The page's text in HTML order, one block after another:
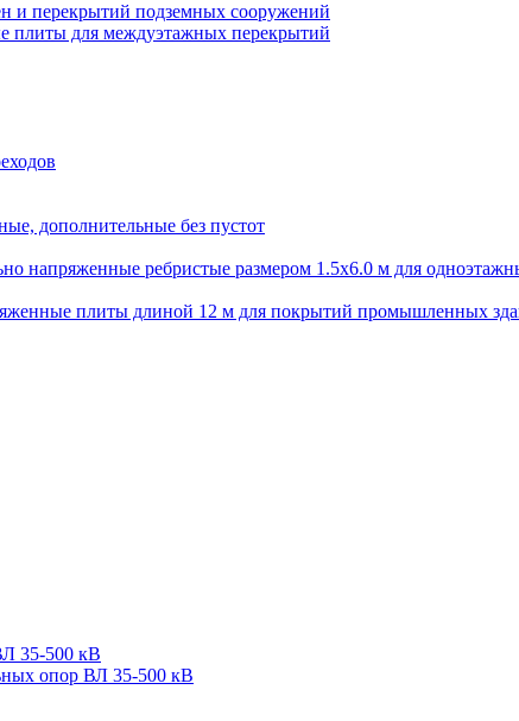
и перекрытий подземных сооружений
плиты для междуэтажных перекрытий
дополнительные без пустот
напряженные ребристые размером 1.5х6.0 м для
плиты длиной 12 м для покрытий промышленных
35-500 кВ
опор ВЛ 35-500 кВ